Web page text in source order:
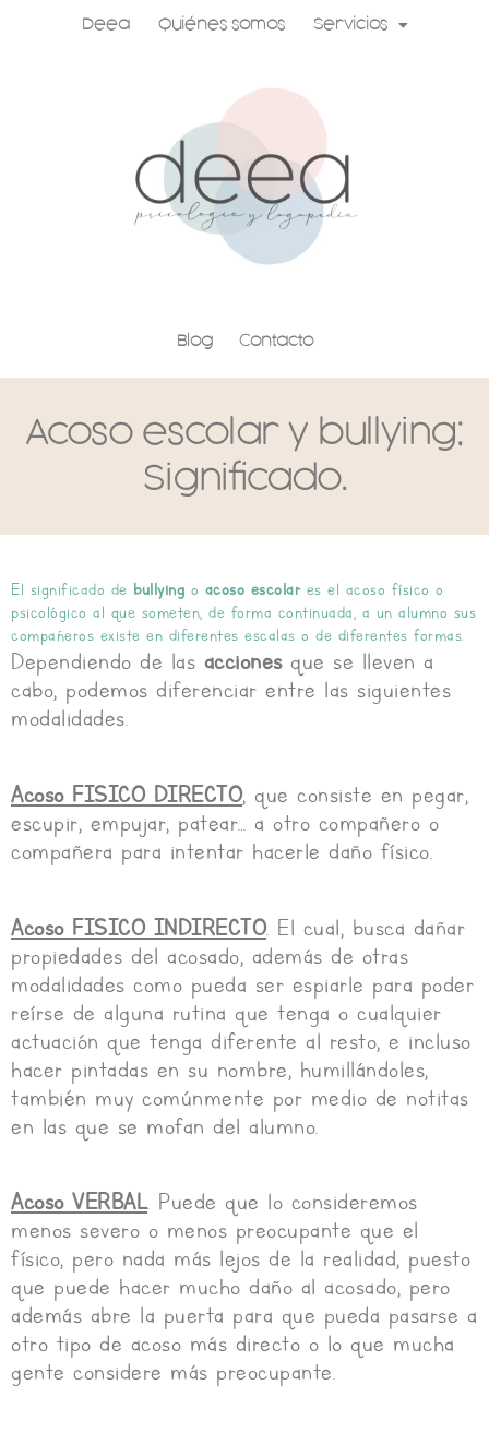
Deea Quiénes somos Servicios
Blog Contacto
Acoso escolar y bullying;
Significado.
El significado de bullying o acoso escolares el acoso físico o
psicológico al que someten, de forma continuada, a un alumno sus
compañeros existe en diferentes escalas o de diferentes formas.
Dependiendo de las accionesque se lleven a
cabo, podemos diferenciar entre las siguientes
modalidades.
Acoso FISICO DIRECTO, que consiste en pegar,
escupir, empujar, patear… a otro compañero o
compañera para intentar hacerle daño físico.
Acoso FISICO INDIRECTO. El cual, busca dañar
propiedades del acosado, además de otras
modalidades como pueda ser espiarle para poder
reírse de alguna rutina que tenga o cualquier
actuación que tenga diferente al resto, e incluso
hacer pintadas en su nombre, humillándoles,
también muy comúnmente por medio de notitas
en las que se mofan del alumno.
Acoso VERBAL. Puede que lo consideremos
menos severo o menos preocupante que el
físico, pero nada más lejos de la realidad, puesto
que puede hacer mucho daño al acosado, pero
además abre la puerta para que pueda pasarse a
otro tipo de acoso más directo o lo que mucha
gente considere más preocupante.